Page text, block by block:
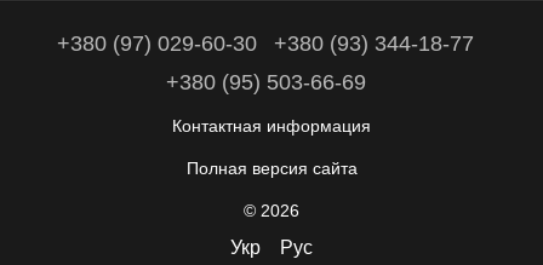
+380 (97) 029-60-30
+380 (93) 344-18-77
+380 (95) 503-66-69
Контактная информация
Полная версия сайта
© 2026
Укр Рус